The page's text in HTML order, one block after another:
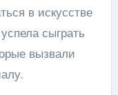
в искусстве
сыграть
вызвали